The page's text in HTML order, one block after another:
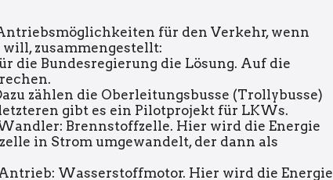
für den Verkehr, wenn
zusammengestellt:
die Bundesregierung die Lösung. Auf die
zählen die Oberleitungsbusse (Trollybusse)
gibt es ein Pilotprojekt für LKWs.
Brennstoffzelle. Hier wird die Energie
in Strom umgewandelt, der dann als
Wasserstoffmotor. Hier wird die Energie